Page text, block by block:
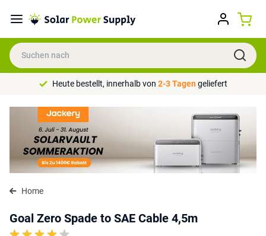
Heute bestellt, innerhalb von 2-3 Tagengeliefert
Home
Goal Zero Spade to SAE Cable 4,5m